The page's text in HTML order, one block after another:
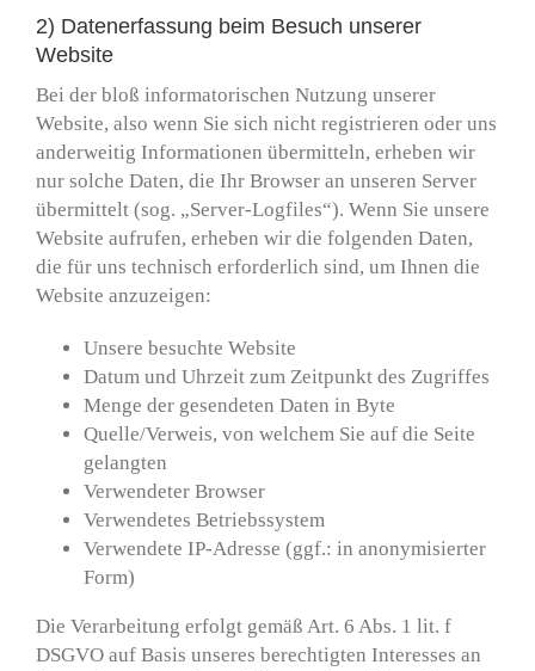
2) Datenerfassung beim Besuch unserer
Website
Bei der bloß informatorischen Nutzung unserer
Website, also wenn Sie sich nicht registrieren oder uns
anderweitig Informationen übermitteln, erheben wir
nur solche Daten, die Ihr Browser an unseren Server
übermittelt (sog. „Server-Logfiles“). Wenn Sie unsere
Website aufrufen, erheben wir die folgenden Daten,
die für uns technisch erforderlich sind, um Ihnen die
Website anzuzeigen:
Unsere besuchte Website
Datum und Uhrzeit zum Zeitpunkt des Zugriffes
Menge der gesendeten Daten in Byte
Quelle/Verweis, von welchem Sie auf die Seite
gelangten
Verwendeter Browser
Verwendetes Betriebssystem
Verwendete IP-Adresse (ggf.: in anonymisierter
Form)
Die Verarbeitung erfolgt gemäß Art. 6 Abs. 1 lit. f
DSGVO auf Basis unseres berechtigten Interesses an